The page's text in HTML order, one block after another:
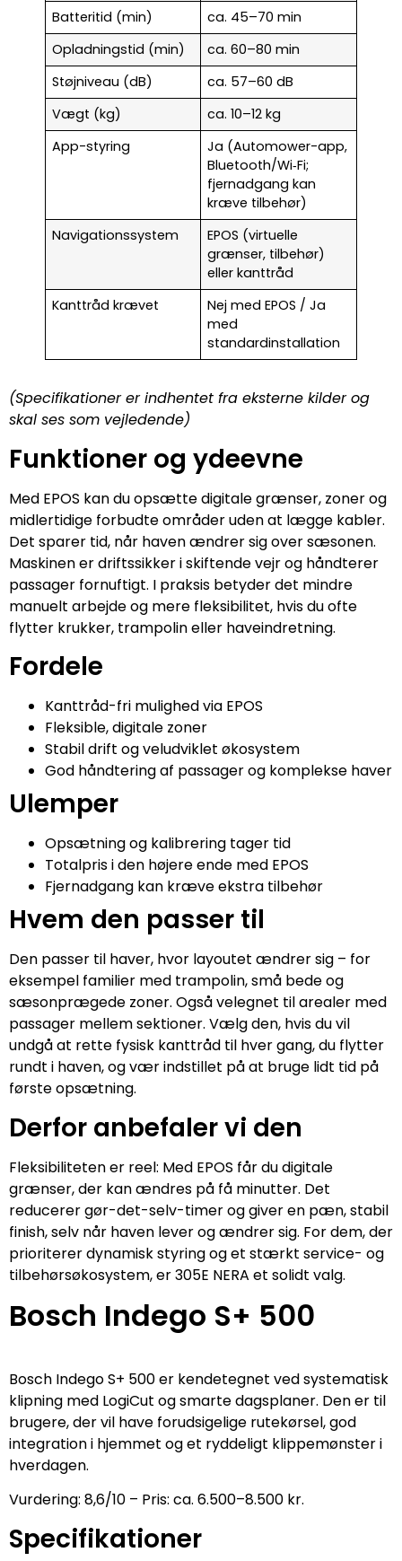
Batteritid (min)
ca. 45–70 min
Opladningstid (min)
ca. 60–80 min
Støjniveau (dB)
ca. 57–60 dB
Vægt (kg)
ca. 10–12 kg
App-styring
Ja (Automower-app,
Bluetooth/Wi‑Fi;
fjernadgang kan
kræve tilbehør)
Navigationssystem
EPOS (virtuelle
grænser, tilbehør)
eller kanttråd
Kanttråd krævet
Nej med EPOS / Ja
med
standardinstallation
(Specifikationer er indhentet fra eksterne kilder og
skal ses som vejledende)
Funktioner og ydeevne
Med EPOS kan du opsætte digitale grænser, zoner og
midlertidige forbudte områder uden at lægge kabler.
Det sparer tid, når haven ændrer sig over sæsonen.
Maskinen er driftssikker i skiftende vejr og håndterer
passager fornuftigt. I praksis betyder det mindre
manuelt arbejde og mere fleksibilitet, hvis du ofte
flytter krukker, trampolin eller haveindretning.
Fordele
Kanttråd-fri mulighed via EPOS
Fleksible, digitale zoner
Stabil drift og veludviklet økosystem
God håndtering af passager og komplekse haver
Ulemper
Opsætning og kalibrering tager tid
Totalpris i den højere ende med EPOS
Fjernadgang kan kræve ekstra tilbehør
Hvem den passer til
Den passer til haver, hvor layoutet ændrer sig – for
eksempel familier med trampolin, små bede og
sæsonprægede zoner. Også velegnet til arealer med
passager mellem sektioner. Vælg den, hvis du vil
undgå at rette fysisk kanttråd til hver gang, du flytter
rundt i haven, og vær indstillet på at bruge lidt tid på
første opsætning.
Derfor anbefaler vi den
Fleksibiliteten er reel: Med EPOS får du digitale
grænser, der kan ændres på få minutter. Det
reducerer gør-det-selv-timer og giver en pæn, stabil
finish, selv når haven lever og ændrer sig. For dem, der
prioriterer dynamisk styring og et stærkt service- og
tilbehørsøkosystem, er 305E NERA et solidt valg.
Bosch Indego S+ 500
Bosch Indego S+ 500 er kendetegnet ved systematisk
klipning med LogiCut og smarte dagsplaner. Den er til
brugere, der vil have forudsigelige rutekørsel, god
integration i hjemmet og et ryddeligt klippemønster i
hverdagen.
Vurdering: 8,6/10 – Pris: ca. 6.500–8.500 kr.
Specifikationer